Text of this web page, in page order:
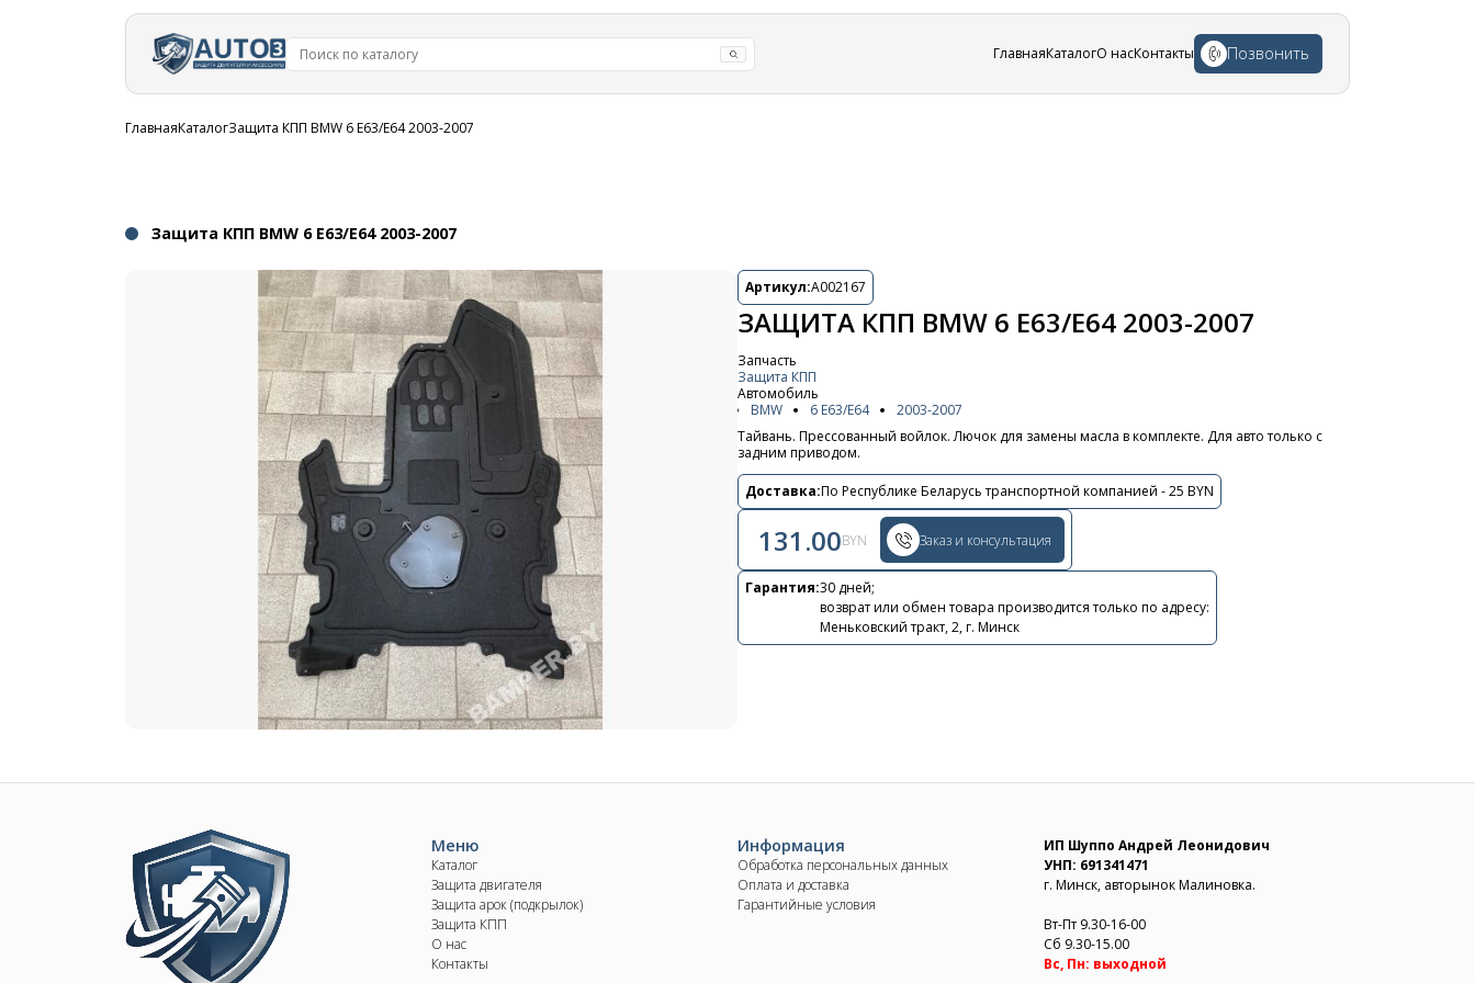
ГлавнаяКаталогО насКонтакты Позвонить
Строка
ГлавнаяКаталогЗащита КПП BMW 6 E63/E64 2003-2007
Защита КПП BMW 6 E63/E64 2003-2007
Артикул:A002167
ЗАЩИТА КПП BMW 6 E63/E64 2003-2007
Запчасть
Защита КПП
Автомобиль
BMW
6 E63/E64
2003-2007
Тайвань. Прессованный войлок. Лючок для замены масла в комплекте. Для авто только с
задним приводом.
Доставка:По Республике Беларусь транспортной компанией - 25 BYN
131.00BYN Заказ и консультация
Гарантия:30 дней;
возврат или обмен товара производится только по адресу:
Меньковский тракт, 2, г. Минск
Контакты
+375 29 870 15 80
Viber
shupik21@bk.ru
Image Меню
Каталог
Защита двигателя
Защита арок (подкрылок)
Защита КПП
О нас
Контакты
Информация
Обработка персональных данных
Оплата и доставка
Гарантийные условия
ИП Шуппо Андрей Леонидович
УНП: 691341471
г. Минск, авторынок Малиновка.
Вт-Пт 9.30-16-00
Сб 9.30-15.00
Вс, Пн: выходной